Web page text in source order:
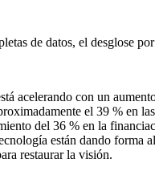
de datos, el desglose
acelerando con un
el 39 % en
del 36 % en la
están dando
restaurar la visión.